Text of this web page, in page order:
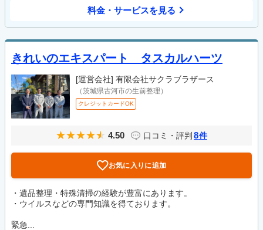
料金・サービスを見る
きれいのエキスパート タスカルハーツ
[運営会社] 有限会社サクラブラザース
（茨城県古河市の生前整理）
クレジットカードOK
4.50 口コミ・評判 8件
お気に入りに追加
・遺品整理・特殊清掃の経験が豊富にあります。
・ウイルスなどの専門知識を得ております。
緊急...